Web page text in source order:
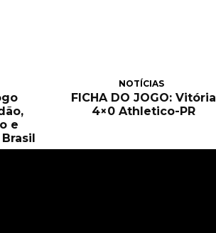
e
NOTÍCIAS
FICHA DO JOGO: Vitória
4×0 Athletico-PR